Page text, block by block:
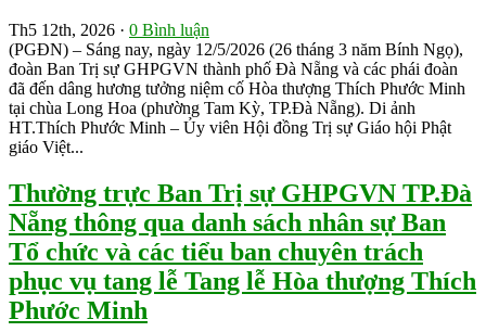
Th5 12th, 2026 · 0 Bình luận
(PGĐN) – Sáng nay, ngày 12/5/2026 (26 tháng 3 năm Bính Ngọ),
đoàn Ban Trị sự GHPGVN thành phố Đà Nẵng và các phái đoàn
đã đến dâng hương tưởng niệm cố Hòa thượng Thích Phước Minh
tại chùa Long Hoa (phường Tam Kỳ, TP.Đà Nẵng). Di ảnh
HT.Thích Phước Minh – Ủy viên Hội đồng Trị sự Giáo hội Phật
giáo Việt...
Thường trực Ban Trị sự GHPGVN TP.Đà
Nẵng thông qua danh sách nhân sự Ban
Tổ chức và các tiểu ban chuyên trách
phục vụ tang lễ Tang lễ Hòa thượng Thích
Phước Minh